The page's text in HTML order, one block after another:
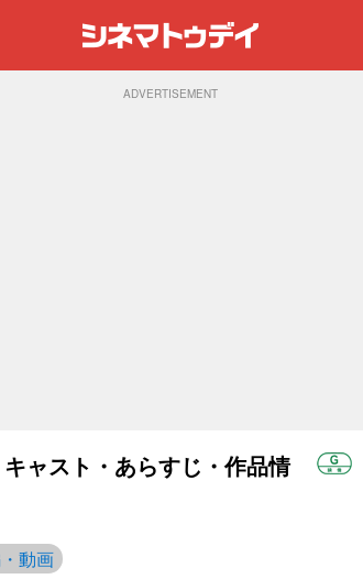
ADVERTISEMENT
ャスト・あらすじ・作品情
動画